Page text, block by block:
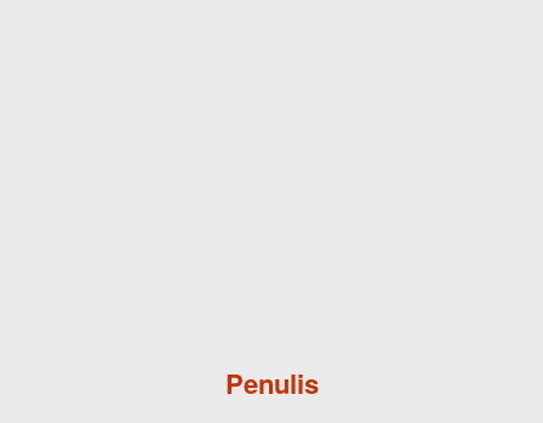
Penulis